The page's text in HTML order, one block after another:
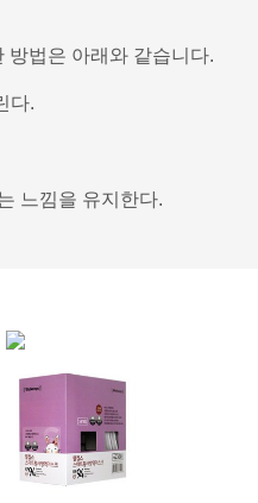
방법은 아래와 같습니다.
다.
느낌을 유지한다.